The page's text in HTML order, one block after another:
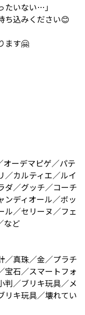
たいない…」
ち込みください😊
ます🤗
オーデマピゲ／パテ
／カルティエ／ルイ
ダ／グッチ／コーチ
ンディオール／ボッ
ル／セリーヌ／フェ
など
／真珠／金／プラチ
宝石／スマートフォ
判／ブリキ玩具／メ
リキ玩具／壊れてい